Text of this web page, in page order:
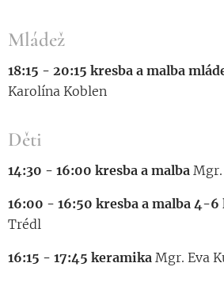
Mládež
18:15 - 20:15 kresba a malba
Karolína Koblen
Děti
14:30 - 16:00 kresba a malba
16:00 - 16:50 kresba a malba 4-6
Trédl
16:15 - 17:45 keramika Mgr. Eva